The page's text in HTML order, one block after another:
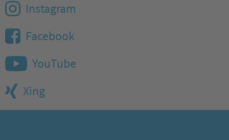
Instagram
Facebook
YouTube
Xing